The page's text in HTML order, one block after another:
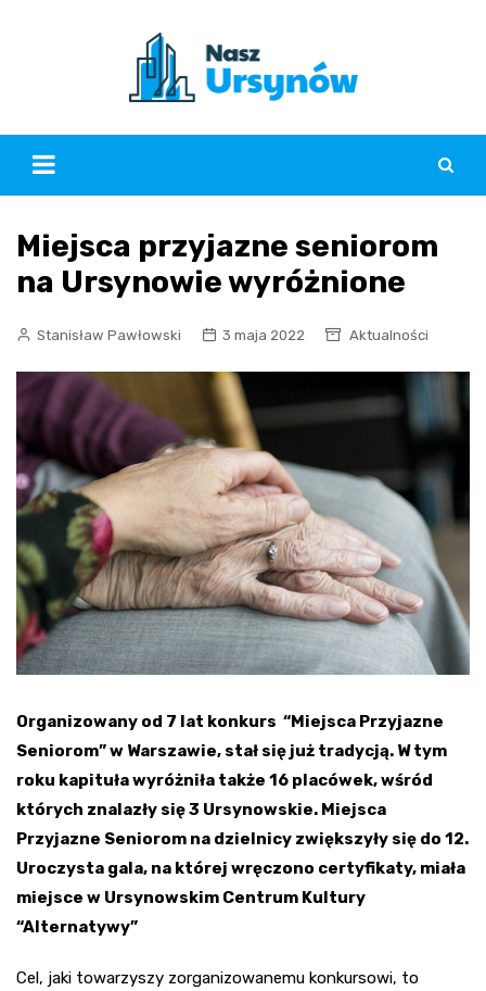
Miejsca przyjazne seniorom
na Ursynowie wyróżnione
Stanisław Pawłowski 3 maja 2022 Aktualności
Organizowany od 7 lat konkurs “Miejsca Przyjazne
Seniorom” w Warszawie, stał się już tradycją. W tym
roku kapituła wyróżniła także 16 placówek, wśród
których znalazły się 3 Ursynowskie. Miejsca
Przyjazne Seniorom na dzielnicy zwiększyły się do 12.
Uroczysta gala, na której wręczono certyfikaty, miała
miejsce w Ursynowskim Centrum Kultury
“Alternatywy”
Cel, jaki towarzyszy zorganizowanemu konkursowi, to